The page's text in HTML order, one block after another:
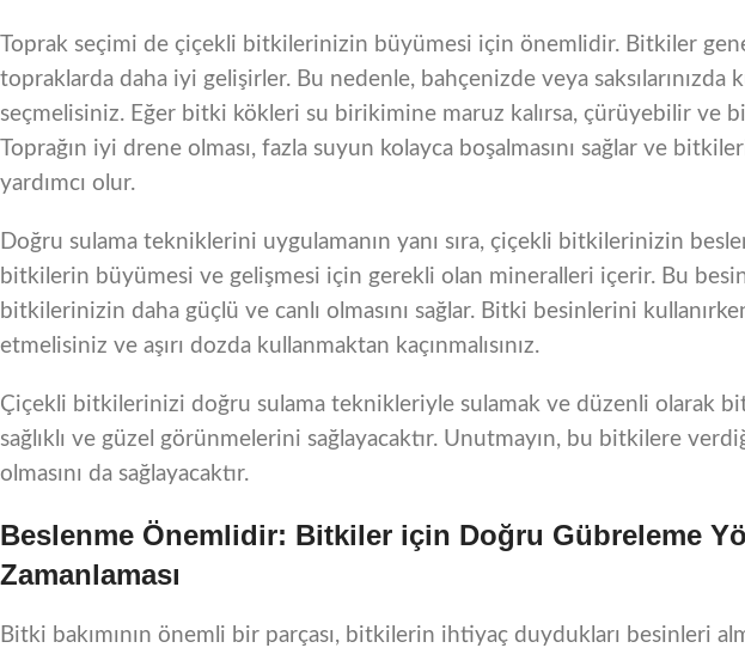
Toprak seçimi de çiçekli bitkilerinizin büyümesi için önemlidir. Bitkiler
topraklarda daha iyi gelişirler. Bu nedenle, bahçenizde veya saksılarınızda
seçmelisiniz. Eğer bitki kökleri su birikimine maruz kalırsa, çürüyebilir ve
Toprağın iyi drene olması, fazla suyun kolayca boşalmasını sağlar ve
yardımcı olur.
Doğru sulama tekniklerini uygulamanın yanı sıra, çiçekli bitkilerinizin
bitkilerin büyümesi ve gelişmesi için gerekli olan mineralleri içerir. Bu
bitkilerinizin daha güçlü ve canlı olmasını sağlar. Bitki besinlerini
etmelisiniz ve aşırı dozda kullanmaktan kaçınmalısınız.
Çiçekli bitkilerinizi doğru sulama teknikleriyle sulamak ve düzenli olarak
sağlıklı ve güzel görünmelerini sağlayacaktır. Unutmayın, bu bitkilere
olmasını da sağlayacaktır.
Beslenme Önemlidir: Bitkiler için Doğru Gübreleme
Zamanlaması
Bitki bakımının önemli bir parçası, bitkilerin ihtiyaç duydukları besinleri